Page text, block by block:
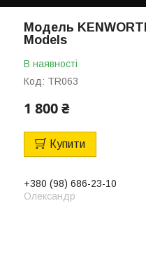
Модель
Models
В наявності
Код: TR063
1 800 ₴
Купити
+380 (98) 686-23-10
Олександр